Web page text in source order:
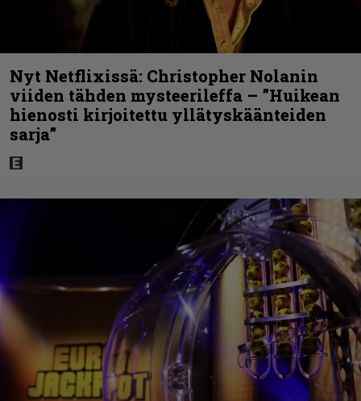
Nyt Netflixissä: Christopher Nolanin
viiden tähden mysteerileffa – ”Huikean
hienosti kirjoitettu yllätyskäänteiden
sarja”